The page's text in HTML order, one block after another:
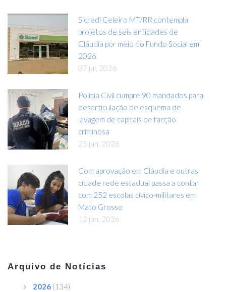
Sicredi Celeiro MT/RR contempla
projetos de seis entidades de
Cláudia por meio do Fundo Social em
2026
07 jul, 2026
Polícia Civil cumpre 90 mandados para
desarticulação de esquema de
lavagem de capitais de facção
criminosa
25 jun, 2026
Com aprovação em Cláudia e outras
cidade rede estadual passa a contar
com 252 escolas cívico-militares em
Mato Grosso
12 jun, 2026
Arquivo de Notícias
2026 (134)